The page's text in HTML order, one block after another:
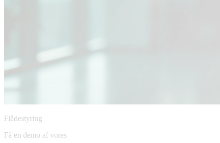
Flådestyring
Få en demo af vores